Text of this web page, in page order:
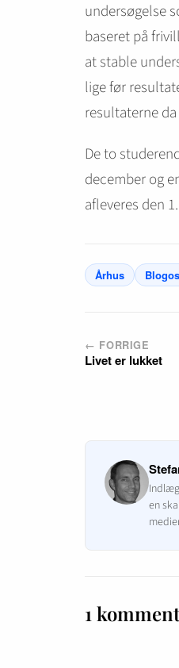
undersøgelse
baseret på
at stable
lige før
resultaterne
De to
december og
afleveres den
Århus
← FORRIGE
Livet er lukket
en
1